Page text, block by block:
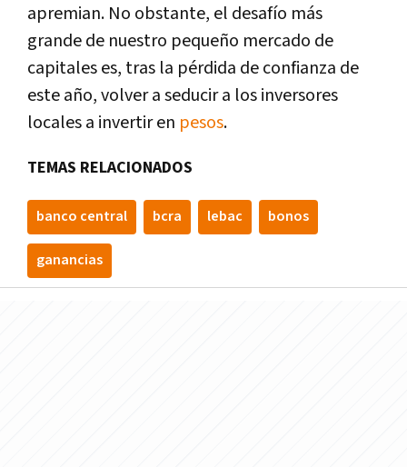
apremian. No obstante, el desafío más
grande de nuestro pequeño mercado de
capitales es, tras la pérdida de confianza de
este año, volver a seducir a los inversores
locales a invertir en pesos.
TEMAS RELACIONADOS
banco central bcra lebac bonos
ganancias